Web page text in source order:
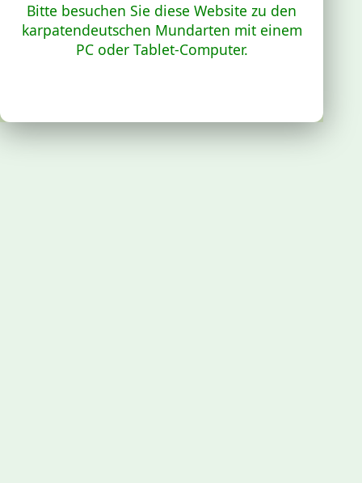
Bitte besuchen Sie diese Website zu den
karpatendeutschen Mundarten mit einem
PC oder Tablet-Computer.